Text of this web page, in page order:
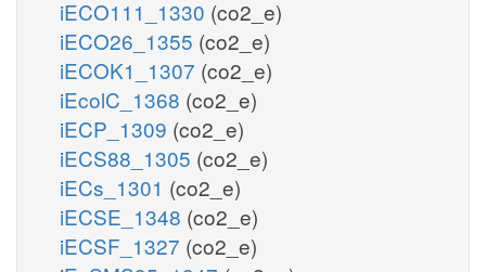
iECO111_1330 (co2_e)
iECO26_1355 (co2_e)
iECOK1_1307 (co2_e)
iEcolC_1368 (co2_e)
iECP_1309 (co2_e)
iECS88_1305 (co2_e)
iECs_1301 (co2_e)
iECSE_1348 (co2_e)
iECSF_1327 (co2_e)